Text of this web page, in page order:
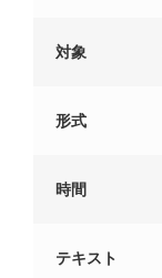
対象
形式
時間
テキスト